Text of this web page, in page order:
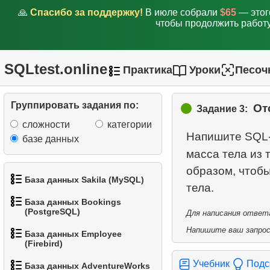
🙏 Спасибо за поддержку! В июле собрали $65 —
чтобы продолжить
SQLtest.online Практика Уроки
Группировать задания по:
сложности
категории
базе данных
База данных Sakila (MySQL)
1.Получить список актёров
2.Имена актёров
3.Упорядоченный список
База данных Bookings
(PostgreSQL)
1.Получить данные
База данных Employee
(Firebird)
База данных AdventureWorks
Задание 3:
Напишите
масса тела из
образом,
Для написания
Напишите ваш
Учебник